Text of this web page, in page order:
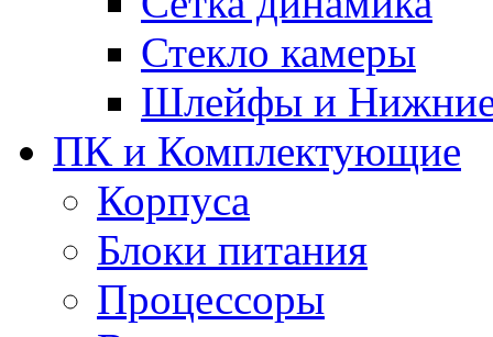
Стекло камеры
Шлейфы и
ПК и Комплектующие
Корпуса
Блоки питания
Процессоры